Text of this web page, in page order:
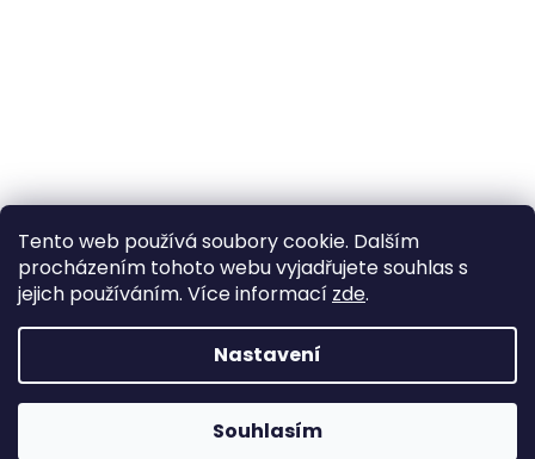
Tento web používá soubory cookie. Dalším
procházením tohoto webu vyjadřujete souhlas s
jejich používáním. Více informací zde.
Nastavení
Souhlasím